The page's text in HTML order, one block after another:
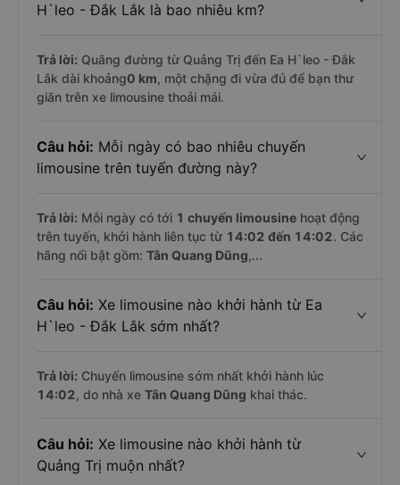
H`leo - Đắk Lắk là bao nhiêu km?
Trả lời: Quãng đường từ Quảng Trị đến Ea H`leo - Đắk
Lắk dài khoảng0 km, một chặng đi vừa đủ để bạn thư
giãn trên xe limousine thoải mái.
Câu hỏi: Mỗi ngày có bao nhiêu chuyến
limousine trên tuyến đường này?
Trả lời: Mỗi ngày có tới 1 chuyến limousine hoạt động
trên tuyến, khởi hành liên tục từ 14:02 đến 14:02. Các
hãng nổi bật gồm: Tân Quang Dũng,...
Câu hỏi: Xe limousine nào khởi hành từ Ea
H`leo - Đắk Lắk sớm nhất?
Trả lời: Chuyến limousine sớm nhất khởi hành lúc
14:02, do nhà xe Tân Quang Dũng khai thác.
Câu hỏi: Xe limousine nào khởi hành từ
Quảng Trị muộn nhất?